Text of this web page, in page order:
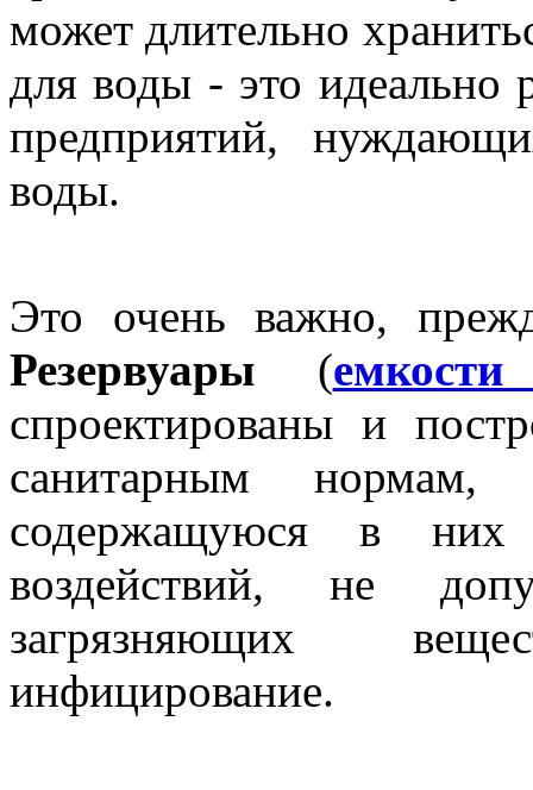
может длительно
для воды - это идеально
предприятий,
воды.
Это очень важно,
Резервуары (
спроектированы и
санитарным
содержащуюся в
воздействий, не
загрязняющих
инфицирование.